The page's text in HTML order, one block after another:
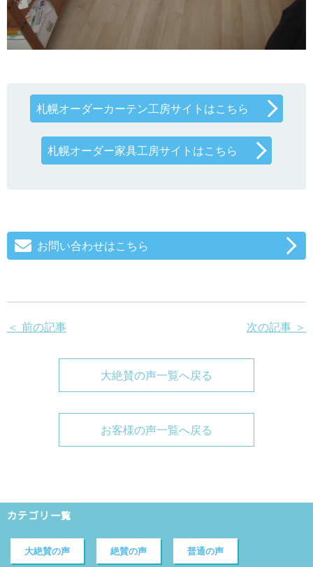
札幌オーダーカーテン工房サイトはこちら
札幌オーダー家具工房サイトはこちら
お問い合わせはこちら
＜ 前の記事 次の記事 ＞
大絶賛の声一覧へ戻る
お客様の声一覧へ戻る
カテゴリ一覧
大絶賛の声 絶賛の声 普通の声